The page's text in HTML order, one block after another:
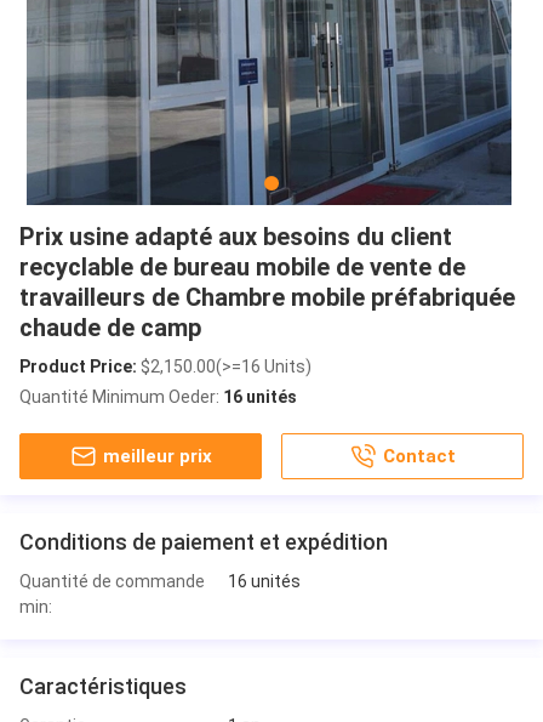
Prix usine adapté aux besoins du client
recyclable de bureau mobile de vente de
travailleurs de Chambre mobile préfabriquée
chaude de camp
Product Price: $2,150.00(>=16 Units)
Quantité Minimum Oeder: 16 unités
meilleur prix Contact
Conditions de paiement et expédition
Quantité de commande
min:
16 unités
Caractéristiques